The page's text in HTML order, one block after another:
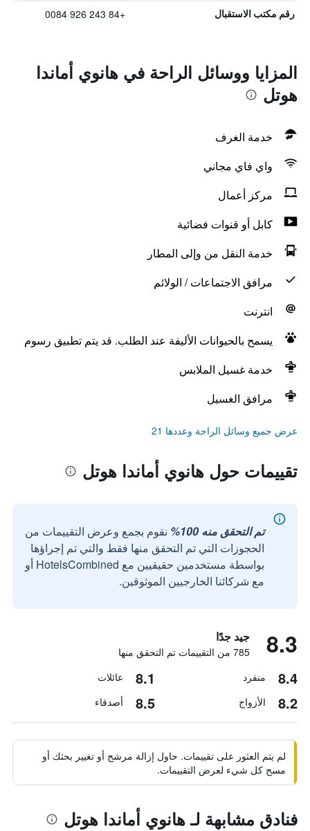
رقم مكتب الاستقبال +84 243 926 0084
المزايا ووسائل الراحة في هانوي أماندا
هوتل
خدمة الغرف
واي فاي مجاني
مركز أعمال
كابل أو قنوات فضائية
خدمة النقل من وإلى المطار
مرافق الاجتماعات / الولائم
انترنت
يسمح بالحيوانات الأليفة عند الطلب. قد يتم تطبيق رسوم
خدمة غسيل الملابس
مرافق الغسيل
عرض جميع وسائل الراحة وعددها 21
تقييمات حول هانوي أماندا هوتل
تم التحقق منه 100%
نقوم بجمع وعرض التقييمات من
الحجوزات التي تم التحقق منها فقط والتي تم إجراؤها
بواسطة مستخدمين حقيقيين مع HotelsCombined أو
مع شركائنا الخارجيين الموثوقين.
8.3 جيد جدًا
785 من التقييمات تم التحقق منها
8.4 منفرد 8.1 عائلات
8.2 الأزواج 8.5 أصدقاء
لم يتم العثور على تقييمات. حاول إزالة مرشح أو تغيير بحثك أو
مسح كل شيء لعرض التقييمات.
فنادق مشابهة لـ هانوي أماندا هوتل